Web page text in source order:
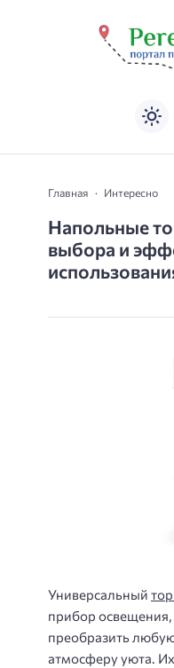
Главная Интересно
Напольные
выбора и
Универсальный
прибор
преобразить
атмосферу уюта.